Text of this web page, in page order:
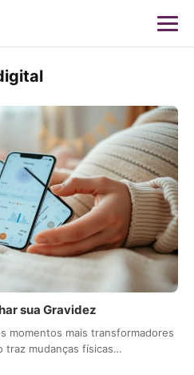
sua Gravidez
momentos mais transformadores
traz mudanças físicas…